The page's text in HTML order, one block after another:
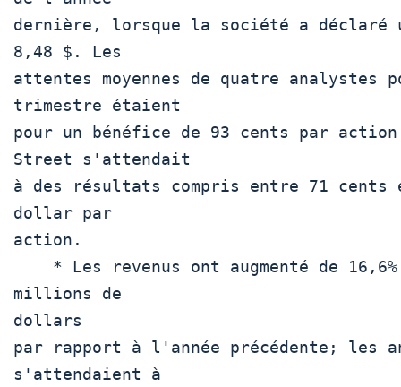
dernière, lorsque la société a déclaré
8,48 $. Les
attentes moyennes de quatre analystes
trimestre étaient
pour un bénéfice de 93 cents par
Street s'attendait
à des résultats compris entre 71 cents
dollar par
action.
millions de
dollars
par rapport à l'année précédente; les
s'attendaient à